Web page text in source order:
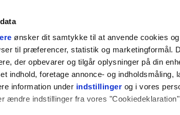
ønsker dit samtykke til at anvende cookies
til præferencer, statistik og marketingformål.
der opbevarer og tilgår oplysninger på din
indhold, foretage annonce- og indholdsmåling,
information under indstillinger og i vores
ændre indstillinger fra vores